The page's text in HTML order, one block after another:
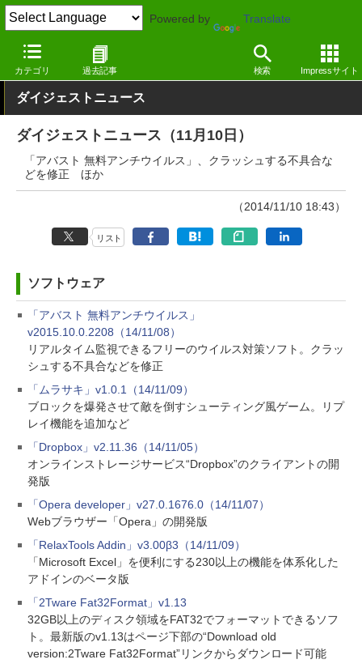
Powered by Translate
カテゴリ 過去記事 検索 Impressサイト
窓の杜 その他の話題 アップデート
ダイジェストニュース
ダイジェストニュース（11月10日）
「アバスト 無料アンチウイルス」、クラッシュする不具合な
どを修正 ほか
（2014/11/10 18:43）
リスト
ソフトウェア
「アバスト 無料アンチウイルス」
v2015.10.0.2208（14/11/08）
リアルタイム監視できるフリーのウイルス対策ソフト。クラッ
シュする不具合などを修正
「ムラサキ」v1.0.1（14/11/09）
ブロックを爆発させて敵を倒すシューティング風ゲーム。リプ
レイ機能を追加など
「Dropbox」v2.11.36（14/11/05）
オンラインストレージサービス“Dropbox”のクライアントの開
発版
「Opera developer」v27.0.1676.0（14/11/07）
Webブラウザー「Opera」の開発版
「RelaxTools Addin」v3.00β3（14/11/09）
「Microsoft Excel」を便利にする230以上の機能を体系化した
アドインのベータ版
「2Tware Fat32Format」v1.13
32GB以上のディスク領域をFAT32でフォーマットできるソフ
ト。最新版のv1.13はページ下部の“Download old
version:2Tware Fat32Format”リンクからダウンロード可能